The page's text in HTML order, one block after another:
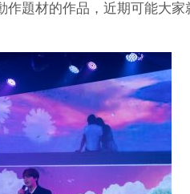
作題材的作品，近期可能大家